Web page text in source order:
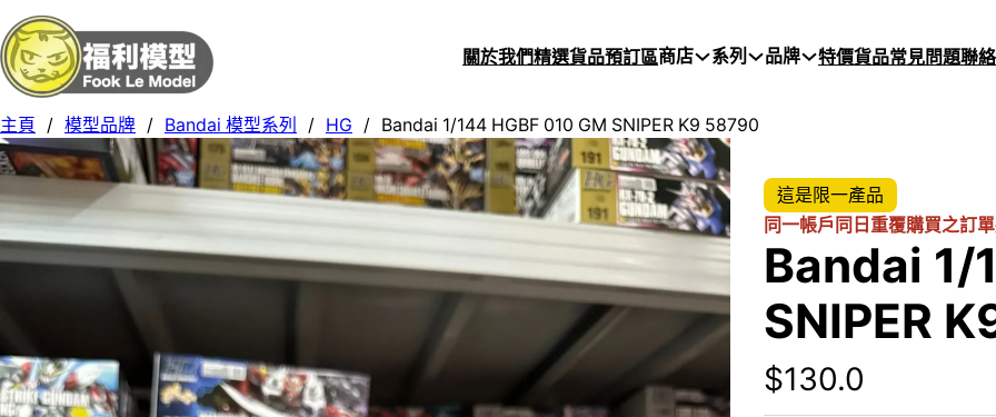
關於我們精選貨品預訂區商店 系列 品牌 特價貨品常見問題聯
主頁 / 模型品牌 / Bandai 模型系列 / HG / Bandai 1/144 HGBF 010 GM SNIPER K9 58790
這是限一產品
同一帳戶同日重覆購買之訂
Bandai 1/
SNIPER
$130.0